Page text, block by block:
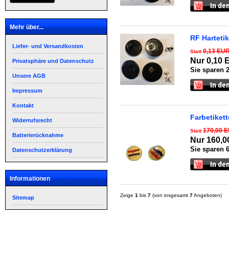
Mehr über...
Liefer- und Versandkosten
Privatsphäre und Datenschutz
Unsere AGB
Impressum
Kontakt
Widerrufsrecht
Batterierücknahme
Datenschutzerklärung
Informationen
Sitemap
RF
Statt0,13
Nur 0,10
Sie sparen
Statt170,00
Nur
Sie sparen
Zeige 1 bis 7 (von insgesamt 7Angeboten)